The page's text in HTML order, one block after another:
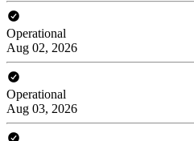
Operational
Aug 02, 2026
Operational
Aug 03, 2026